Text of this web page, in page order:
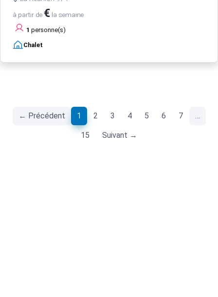
à partir de € la semaine
1 personne(s)
Chalet
← Précédent 1 (current)
2 3 4 5 6 7 …
15 Suivant →